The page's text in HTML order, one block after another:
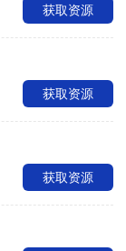
获取资源
获取资源
获取资源